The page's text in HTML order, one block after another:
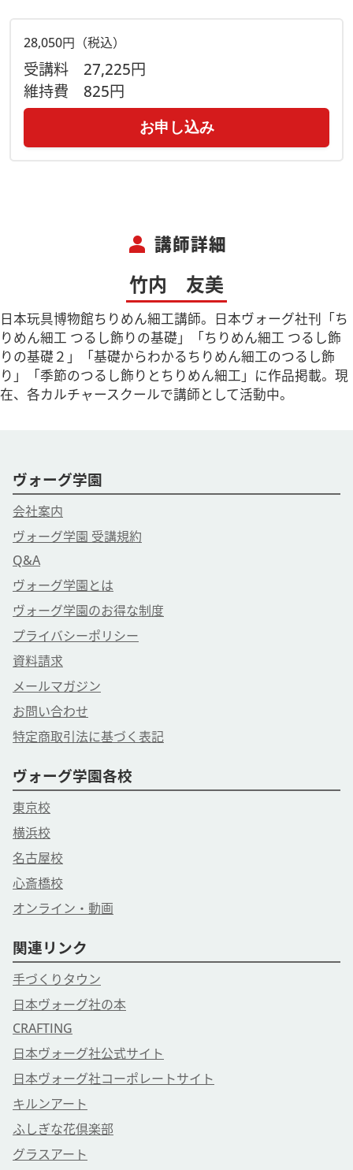
28,050円（税込）
受講料 27,225円
維持費 825円
お申し込み
person 講師詳細
竹内 友美
日本玩具博物館ちりめん細工講師。日本ヴォーグ社刊「ち
りめん細工 つるし飾りの基礎」「ちりめん細工 つるし飾
りの基礎２」「基礎からわかるちりめん細工のつるし飾
り」「季節のつるし飾りとちりめん細工」に作品掲載。現
在、各カルチャースクールで講師として活動中。
ヴォーグ学園
会社案内
ヴォーグ学園 受講規約
Q&A
ヴォーグ学園とは
ヴォーグ学園のお得な制度
プライバシーポリシー
資料請求
メールマガジン
お問い合わせ
特定商取引法に基づく表記
ヴォーグ学園各校
東京校
横浜校
名古屋校
心斎橋校
オンライン・動画
関連リンク
手づくりタウン
日本ヴォーグ社の本
CRAFTING
日本ヴォーグ社公式サイト
日本ヴォーグ社コーポレートサイト
キルンアート
ふしぎな花倶楽部
グラスアート